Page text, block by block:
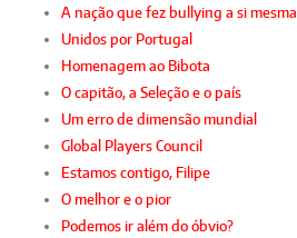
A nação que fez bullying a si mesma
Unidos por Portugal
Homenagem ao Bibota
O capitão, a Seleção e o país
Um erro de dimensão mundial
Global Players Council
Estamos contigo, Filipe
O melhor e o pior
Podemos ir além do óbvio?